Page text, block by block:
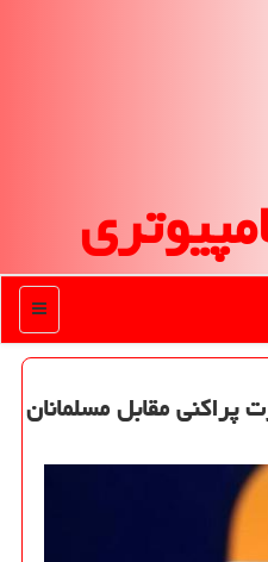
منو
مقابل مسلمانان